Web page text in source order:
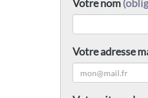
Votre nom
Votre adresse